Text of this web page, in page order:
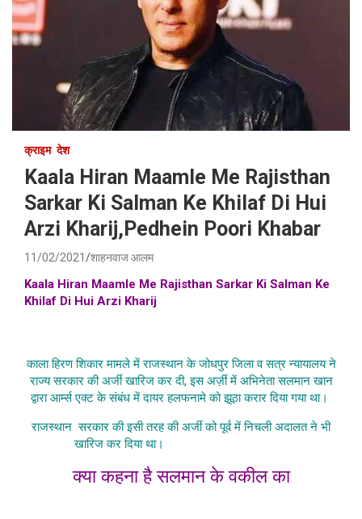
क्राइम देश
Kaala Hiran Maamle Me Rajisthan
Sarkar Ki Salman Ke Khilaf Di Hui
Arzi Kharij,Pedhein Poori Khabar
11/02/2021 शाहनवाज आलम
Kaala Hiran Maamle Me Rajisthan Sarkar Ki Salman Ke
Khilaf Di Hui Arzi Kharij
काला हिरण शिकार मामले में राजस्थान के जोधपुर जिला व सत्र न्यायालय ने
राज्य सरकार की अर्जी खारिज कर दी, इस अर्ज़ी में अभिनेता सलमान खान
द्वारा आर्म्स एक्ट के संबंध में दायर हलफनामे को झूठा करार दिया गया था।
राजस्थान सरकार की इसी तरह की अर्जी को पूर्व में निचली अदालत ने भी
खारिज कर दिया था।
क्या कहना है सलमान के वकील का